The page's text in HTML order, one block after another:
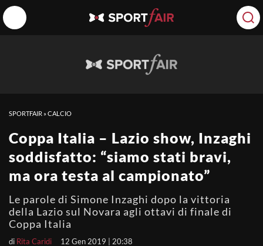
SPORTFAIR »CALCIO
Coppa Italia – Lazio show, Inzaghi
soddisfatto: “siamo stati bravi,
ma ora testa al campionato”
Le parole di Simone Inzaghi dopo la vittoria
della Lazio sul Novara agli ottavi di finale di
Coppa Italia
di Rita Caridi 12 Gen 2019 | 20:38